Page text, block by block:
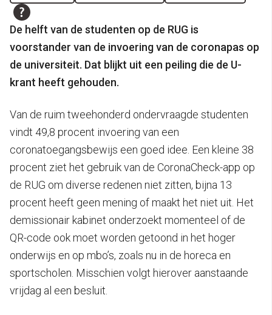
De helft van de studenten op de RUG is
voorstander van de invoering van de coronapas op
de universiteit. Dat blijkt uit een peiling die de U-
krant heeft gehouden.
Van de ruim tweehonderd ondervraagde studenten
vindt 49,8 procent invoering van een
coronatoegangsbewijs een goed idee. Een kleine 38
procent ziet het gebruik van de CoronaCheck-app op
de RUG om diverse redenen niet zitten, bijna 13
procent heeft geen mening of maakt het niet uit. Het
demissionair kabinet onderzoekt momenteel of de
QR-code ook moet worden getoond in het hoger
onderwijs en op mbo’s, zoals nu in de horeca en
sportscholen. Misschien volgt hierover aanstaande
vrijdag al een besluit.